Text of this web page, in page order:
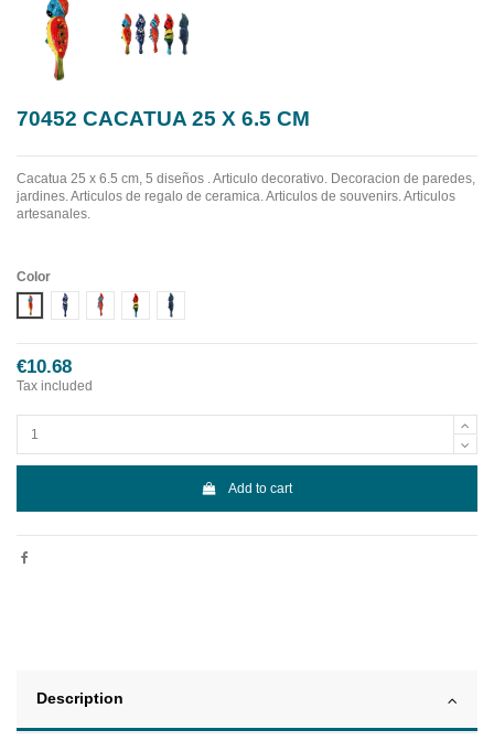
70452 CACATUA 25 X 6.5 CM
Cacatua 25 x 6.5 cm, 5 diseños . Articulo decorativo. Decoracion de paredes,
jardines. Articulos de regalo de ceramica. Articulos de souvenirs. Articulos
artesanales.
Color
Diseño 1Diseño 2Diseño 3Diseño 4Diseño 5
€10.68
Tax included
Add to cart
Description